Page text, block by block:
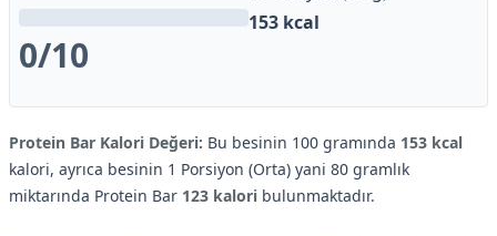
0/10
153 kcal
Protein Bar Kalori Değeri: Bu besinin 100 gramında 153 kcal
kalori, ayrıca besinin 1 Porsiyon (Orta) yani 80 gramlık
miktarında Protein Bar 123 kalori bulunmaktadır.